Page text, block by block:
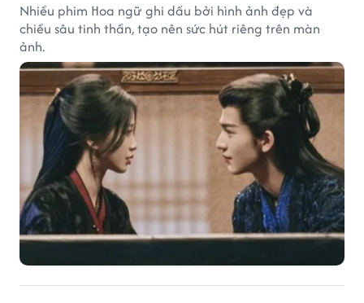
Nhiều phim Hoa ngữ ghi dấu bởi hình ảnh đẹp và
chiều sâu tinh thần, tạo nên sức hút riêng trên màn
ảnh.